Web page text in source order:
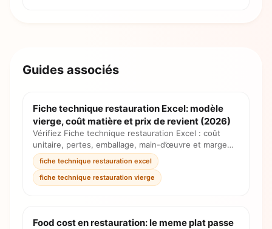
Guides associés
Fiche technique restauration Excel: modèle
vierge, coût matière et prix de revient (2026)
Vérifiez Fiche technique restauration Excel : coût
unitaire, pertes, emballage, main-d’œuvre et marge
avec formule simple et checklist prix.
fiche technique restauration excel
fiche technique restauration vierge
Food cost en restauration: le meme plat passe